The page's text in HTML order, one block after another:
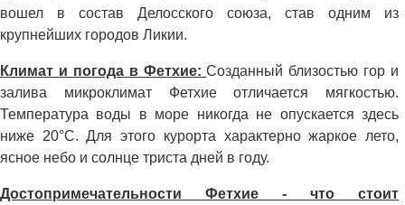
вошел в состав Делосского союза, став одним из
крупнейших городов Ликии.
Климат и погода в Фетхие:Созданный близостью гор и
залива микроклимат Фетхие отличается мягкостью.
Температура воды в море никогда не опускается здесь
ниже 20°С. Для этого курорта характерно жаркое лето,
ясное небо и солнце триста дней в году.
Достопримечательности Фетхие - что стоит